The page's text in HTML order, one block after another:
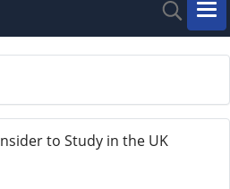
to Study in the UK